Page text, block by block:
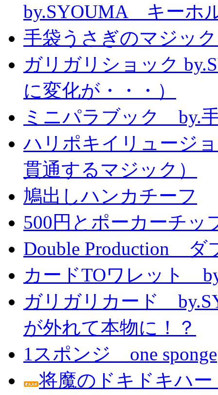
by.SYOUMA キーホ
手袋うさぎのマジッ
ガリガリショック
に変化が・・・）
ミニパラブック by.
ハリポキイリュージ
貫通するマジック）
鳩出しハンカチーフ
500円とポーカーチッ
Double Production ダ
カードTOワレット
ガリガリカード
が外れて本物に！？
1スポンジ one sponge
将魔のドキドキハ